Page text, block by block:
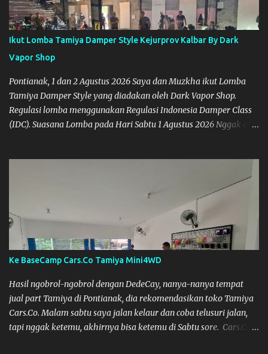
Ikut Lomba Tamiya Damper Style Kejurprov Kalbar By Dark
Vapor Shop
Pontianak, 1 dan 2 Agustus 2026 Saya dan Muzkha ikut Lomba
Tamiya Damper Style yang diadakan oleh Dark Vapor Shop.
Regulasi lomba menggunakan Regulasi Indonesia Damper Class
(IDC). Suasana Lomba pada Hari Sabtu 1 Agustus 2026 Nggak ada
itu juga ada janji mau main ke Agus Tamiya dulu sebenarnya, tapi
karena mepet waktu, jadi lebih banyak main disini. Oiya, untuk
lomba ini lokasinya adalah di Port 99 Kota Pontianak. Pamflet
Lomba Tamiya Oiya sebagai Informasi, Saya dan Muzkha baru
pertama kali main disini. ya hitungannya saya sebagai new
comer lah :) Coach Dilla lagi setting Mobilnya
Ke BaseCamp Cars.Co Tamiya Mini4WD
Hasil ngobrol-ngobrol dengan DedeCay, nanya-nanya tempat
jual part Tamiya di Pontianak, dia rekomendasikan toko Tamiya
Cars.Co. Malam sabtu saya jalan kelaur dan coba telusuri jalan,
tapi nggak ketemu, akhirnya bisa ketemu di Sabtu sore. Cars.Co